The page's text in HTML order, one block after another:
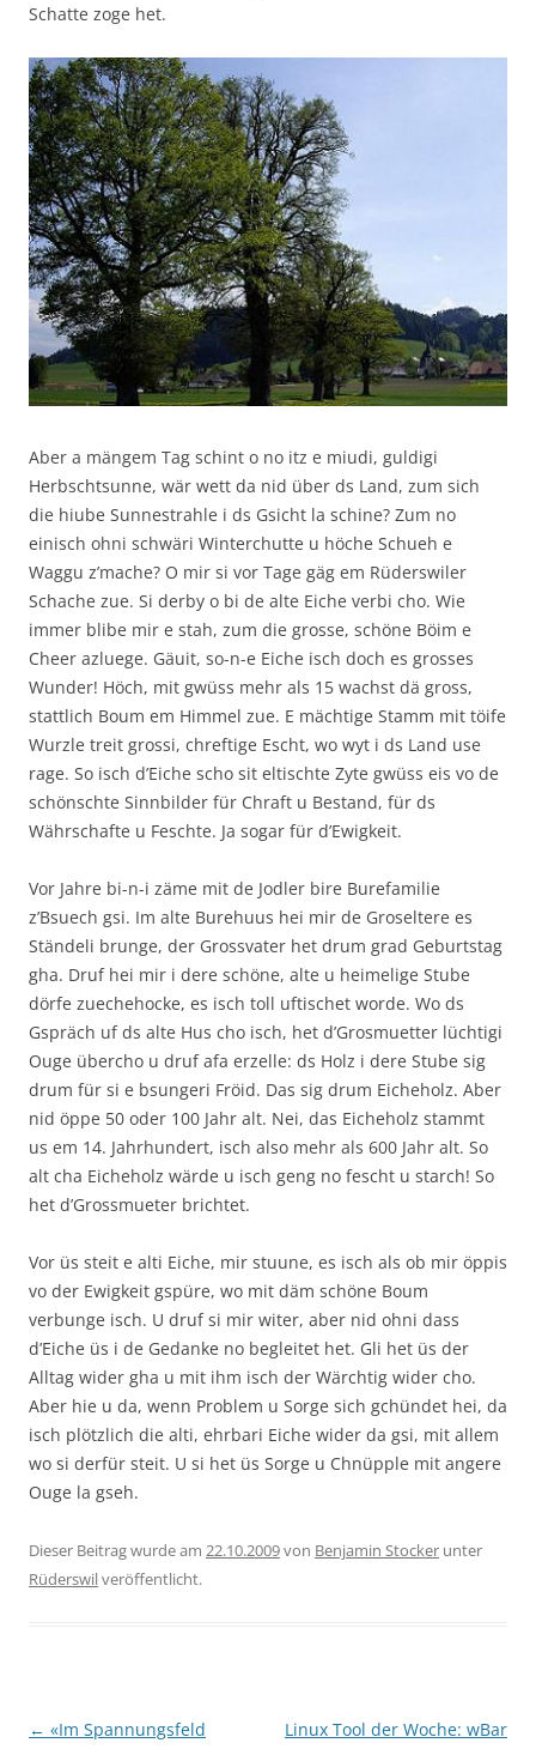
Schatte zoge het.
Aber a mängem Tag schint o no itz e miudi, guldigi
Herbschtsunne, wär wett da nid über ds Land, zum sich
die hiube Sunnestrahle i ds Gsicht la schine? Zum no
einisch ohni schwäri Winterchutte u höche Schueh e
Waggu z’mache? O mir si vor Tage gäg em Rüderswiler
Schache zue. Si derby o bi de alte Eiche verbi cho. Wie
immer blibe mir e stah, zum die grosse, schöne Böim e
Cheer azluege. Gäuit, so-n-e Eiche isch doch es grosses
Wunder! Höch, mit gwüss mehr als 15 wachst dä gross,
stattlich Boum em Himmel zue. E mächtige Stamm mit töife
Wurzle treit grossi, chreftige Escht, wo wyt i ds Land use
rage. So isch d’Eiche scho sit eltischte Zyte gwüss eis vo de
schönschte Sinnbilder für Chraft u Bestand, für ds
Währschafte u Feschte. Ja sogar für d’Ewigkeit.
Vor Jahre bi-n-i zäme mit de Jodler bire Burefamilie
z’Bsuech gsi. Im alte Burehuus hei mir de Groseltere es
Ständeli brunge, der Grossvater het drum grad Geburtstag
gha. Druf hei mir i dere schöne, alte u heimelige Stube
dörfe zuechehocke, es isch toll uftischet worde. Wo ds
Gspräch uf ds alte Hus cho isch, het d’Grosmuetter lüchtigi
Ouge übercho u druf afa erzelle: ds Holz i dere Stube sig
drum für si e bsungeri Fröid. Das sig drum Eicheholz. Aber
nid öppe 50 oder 100 Jahr alt. Nei, das Eicheholz stammt
us em 14. Jahrhundert, isch also mehr als 600 Jahr alt. So
alt cha Eicheholz wärde u isch geng no fescht u starch! So
het d’Grossmueter brichtet.
Vor üs steit e alti Eiche, mir stuune, es isch als ob mir öppis
vo der Ewigkeit gspüre, wo mit däm schöne Boum
verbunge isch. U druf si mir witer, aber nid ohni dass
d’Eiche üs i de Gedanke no begleitet het. Gli het üs der
Alltag wider gha u mit ihm isch der Wärchtig wider cho.
Aber hie u da, wenn Problem u Sorge sich gchündet hei, da
isch plötzlich die alti, ehrbari Eiche wider da gsi, mit allem
wo si derfür steit. U si het üs Sorge u Chnüpple mit angere
Ouge la gseh.
Dieser Beitrag wurde am 22.10.2009von Benjamin Stocker unter
Rüderswilveröffentlicht.
Beitragsnavigation
← «Im Spannungsfeld
Linux Tool der Woche: wBar